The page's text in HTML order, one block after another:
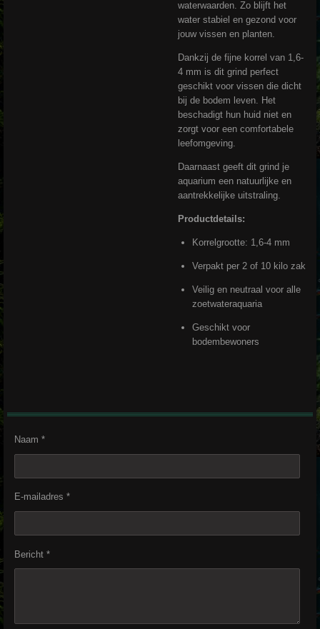
waterwaarden. Zo blijft het
water stabiel en gezond voor
jouw vissen en planten.
Dankzij de fijne korrel van 1,6-
4 mm is dit grind perfect
geschikt voor vissen die dicht
bij de bodem leven. Het
beschadigt hun huid niet en
zorgt voor een comfortabele
leefomgeving.
Daarnaast geeft dit grind je
aquarium een natuurlijke en
aantrekkelijke uitstraling.
Productdetails:
Korrelgrootte: 1,6-4 mm
Verpakt per 2 of 10 kilo zak
Veilig en neutraal voor alle
zoetwateraquaria
Geschikt voor
bodembewoners
Naam *
E-mailadres *
Bericht *